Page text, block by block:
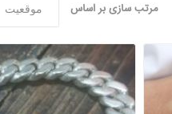
مرتب سازی بر اساس